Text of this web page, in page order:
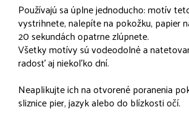
Používajú sa úplne jednoducho: motív
vystrihnete, nalepíte na pokožku, papier
20 sekundách opatrne zlúpnete.
Všetky motívy sú vodeodolné a
radosť aj niekoľko dní.
Neaplikujte ich na otvorené poranenia
sliznice pier, jazyk alebo do blízkosti očí.